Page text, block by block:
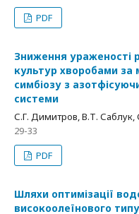
PDF
Зниження ураженості
культур хворобами за
симбіозу з
системи
С.Г. Димитров, В.Т. Саблук,
29-33
PDF
Шляхи оптимізації
високоолеїнового